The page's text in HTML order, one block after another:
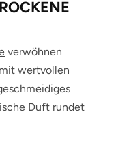
verwöhnen
wertvollen
Duft rundet